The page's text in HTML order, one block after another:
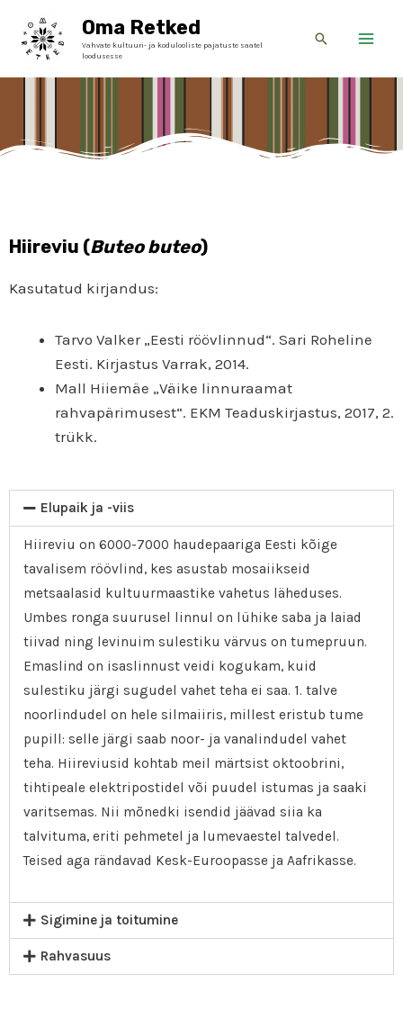
content
Oma Retked
Vahvate kultuuri- ja kodulooliste pajatuste saatel
loodusesse
Search
Hiireviu (Buteo buteo)
Kasutatud kirjandus:
Tarvo Valker „Eesti röövlinnud“. Sari Roheline
Eesti. Kirjastus Varrak, 2014.
Mall Hiiemäe „Väike linnuraamat
rahvapärimusest“. EKM Teaduskirjastus, 2017, 2.
trükk.
Elupaik ja -viis
Hiireviu on 6000-7000 haudepaariga Eesti kõige
tavalisem röövlind, kes asustab mosaiikseid
metsaalasid kultuurmaastike vahetus läheduses.
Umbes ronga suurusel linnul on lühike saba ja laiad
tiivad ning levinuim sulestiku värvus on tumepruun.
Emaslind on isaslinnust veidi kogukam, kuid
sulestiku järgi sugudel vahet teha ei saa. 1. talve
noorlindudel on hele silmaiiris, millest eristub tume
pupill: selle järgi saab noor- ja vanalindudel vahet
teha. Hiireviusid kohtab meil märtsist oktoobrini,
tihtipeale elektripostidel või puudel istumas ja saaki
varitsemas. Nii mõnedki isendid jäävad siia ka
talvituma, eriti pehmetel ja lumevaestel talvedel.
Teised aga rändavad Kesk-Euroopasse ja Aafrikasse.
Sigimine ja toitumine
Rahvasuus